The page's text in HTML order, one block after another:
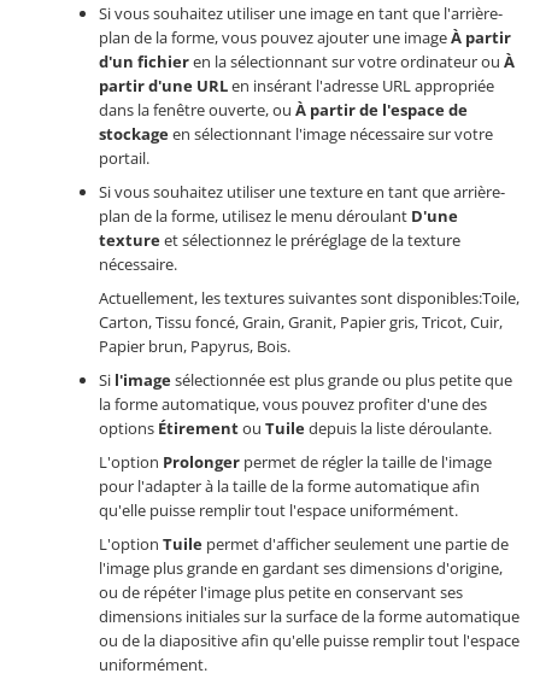
Si vous souhaitez utiliser une image en tant que l'arrière-
plan de la forme, vous pouvez ajouter une imageÀ partir
d'un fichieren la sélectionnant sur votre ordinateur ou À
partir d'une URLen insérant l'adresse URL appropriée
dans la fenêtre ouverte, ou À partir de l'espace de
stockageen sélectionnant l'image nécessaire sur votre
portail.
Si vous souhaitez utiliser une texture en tant que arrière-
plan de la forme, utilisez le menu déroulant D'une
textureet sélectionnez le préréglage de la texture
nécessaire.
Actuellement, les textures suivantes sont disponibles:Toile,
Carton, Tissu foncé, Grain, Granit, Papier gris, Tricot, Cuir,
Papier brun, Papyrus, Bois.
Si l'imagesélectionnée est plus grande ou plus petite que
la forme automatique, vous pouvez profiter d'une des
options Étirementou Tuiledepuis la liste déroulante.
L'option Prolonger permet de régler la taille de l'image
pour l'adapter à la taille de la forme automatique afin
qu'elle puisse remplir tout l'espace uniformément.
L'option Tuile permet d'afficher seulement une partie de
l'image plus grande en gardant ses dimensions d'origine,
ou de répéter l'image plus petite en conservant ses
dimensions initiales sur la surface de la forme automatique
ou de la diapositive afin qu'elle puisse remplir tout l'espace
uniformément.